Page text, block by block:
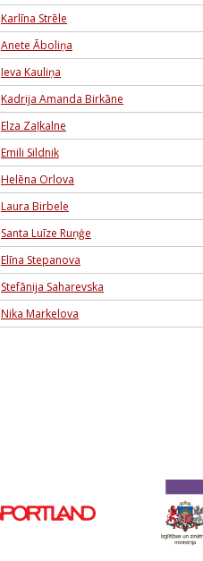
Karlīna Strēle
Anete Āboliņa
Ieva Kauliņa
Kadrija Amanda Birkāne
Elza Zaļkalne
Emili Sildnik
Helēna Orlova
Laura Birbele
Santa Luīze Ruņģe
Elīna Stepanova
Stefānija Saharevska
Nika Markelova